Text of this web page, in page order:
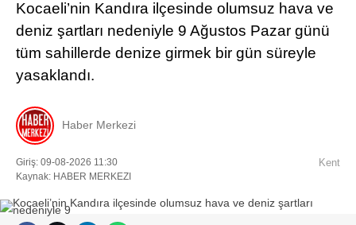
Kocaeli’nin Kandıra ilçesinde olumsuz hava ve
deniz şartları nedeniyle 9 Ağustos Pazar günü
tüm sahillerde denize girmek bir gün süreyle
yasaklandı.
Haber Merkezi
Giriş: 09-08-2026 11:30
Kaynak: HABER MERKEZI
Kent